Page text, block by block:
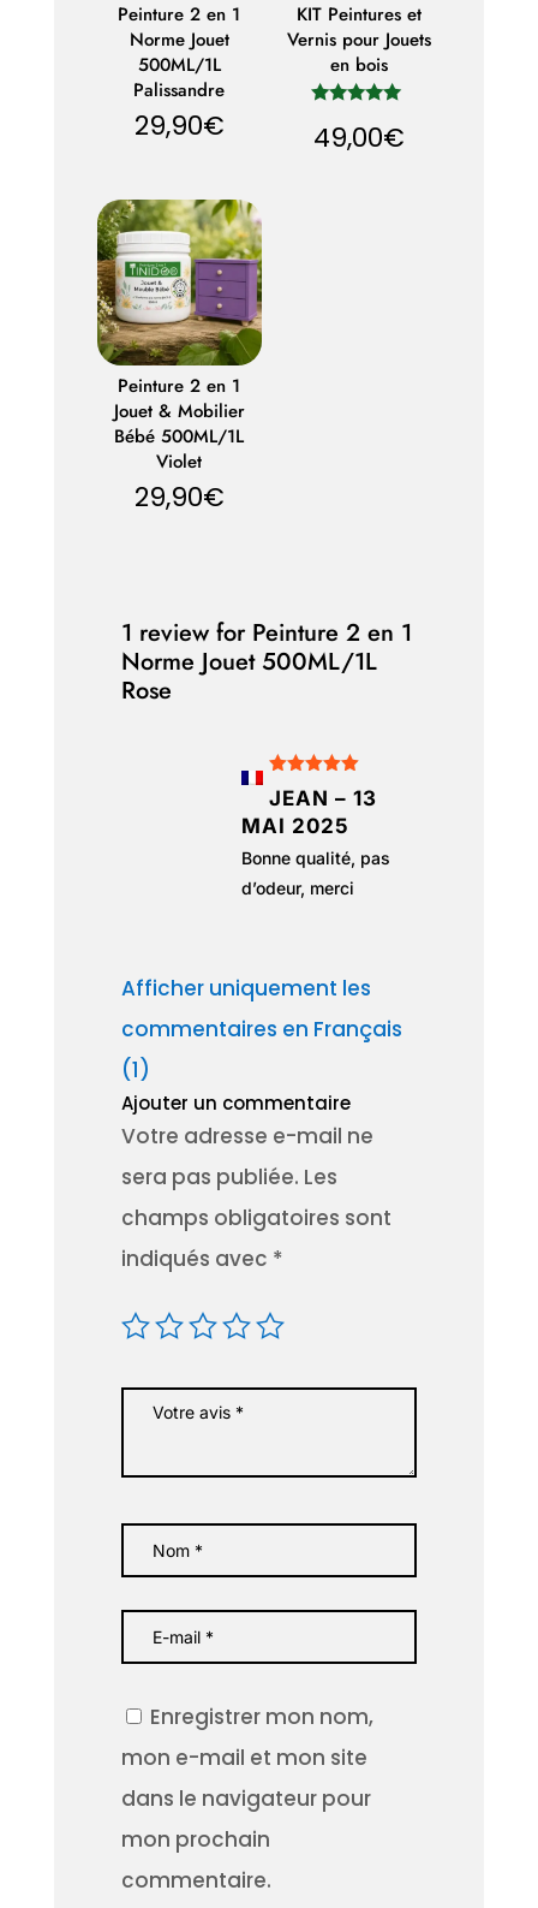
Peinture 2 en 1
Norme Jouet
500ML/1L
Palissandre
29,90€
KIT Peintures et
Vernis pour Jouets
en bois
5.00
sur 5
49,00€
Peinture 2 en 1
Jouet & Mobilier
Bébé 500ML/1L
Violet
29,90€
1 review for Peinture 2 en 1
Norme Jouet 500ML/1L
Rose
Note 5sur
5
JEAN – 13
MAI 2025
Bonne qualité, pas
d’odeur, merci
Afficher uniquement les
commentaires en Français
(1)
Ajouter un commentaire
Votre adresse e-mail ne
sera pas publiée. Les
champs obligatoires sont
indiqués avec *
Enregistrer mon nom,
mon e-mail et mon site
dans le navigateur pour
mon prochain
commentaire.